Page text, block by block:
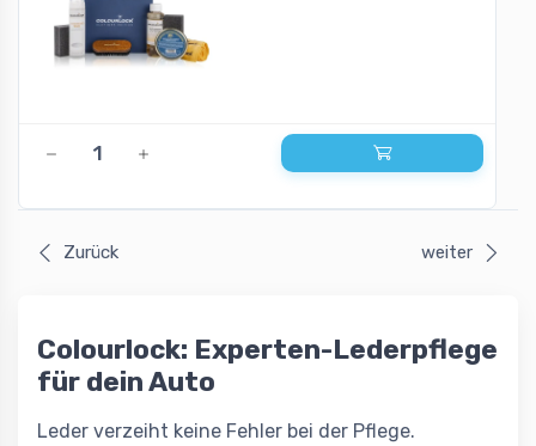
Zurück weiter
Colourlock: Experten-Lederpflege
für dein Auto
Leder verzeiht keine Fehler bei der Pflege.